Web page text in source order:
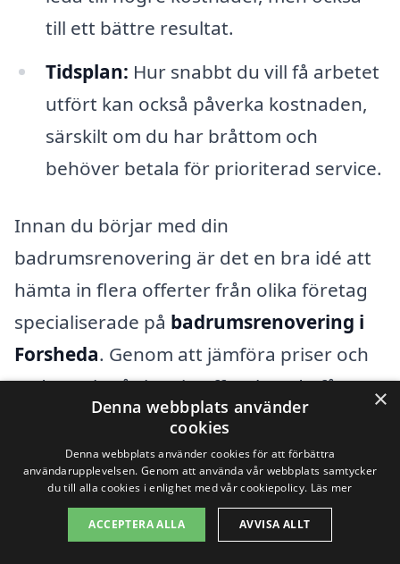
till ett bättre resultat.
Tidsplan: Hur snabbt du vill få arbetet
utfört kan också påverka kostnaden,
särskilt om du har bråttom och
behöver betala för prioriterad service.
Innan du börjar med din
badrumsrenovering är det en bra idé att
hämta in flera offerter från olika företag
specialiserade på badrumsrenovering i
Forsheda. Genom att jämföra priser och
vad som ingår i varje offert kan du få en
tydligare bild av vad du kan förvänta dig.
Tänk också på att alltid kontrollera
referenser och läsa recensioner för att
säkerställa att du väljer rätt företag för
ditt projekt.
×
Denna webbplats använder
cookies
Denna webbplats använder cookies för att förbättra
användarupplevelsen. Genom att använda vår webbplats samtycker
du till alla cookies i enlighet med vår cookiepolicy. Läs mer
ACCEPTERA ALLA AVVISA ALLT